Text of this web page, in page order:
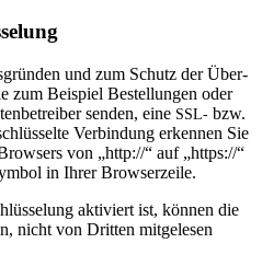
und zum Schutz der Über­
zum Bei­spiel Bestel­lungen oder
senden, eine SSL- bzw.
Ver­bin­dung erkennen Sie
von „http://“ auf „https://“
in Ihrer Browserzeile.
akti­viert ist, können die
nicht von Dritten mit­ge­lesen